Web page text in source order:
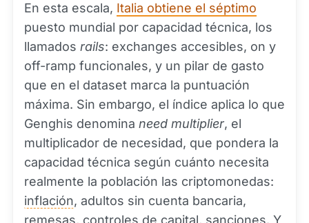
En esta escala, Italia obtiene el séptimo
puesto mundial por capacidad técnica, los
llamados rails: exchanges accesibles, on y
off-ramp funcionales, y un pilar de gasto
que en el dataset marca la puntuación
máxima. Sin embargo, el índice aplica lo que
Genghis denomina need multiplier, el
multiplicador de necesidad, que pondera la
capacidad técnica según cuánto necesita
realmente la población las criptomonedas:
inflación, adultos sin cuenta bancaria,
remesas, controles de capital, sanciones. Y